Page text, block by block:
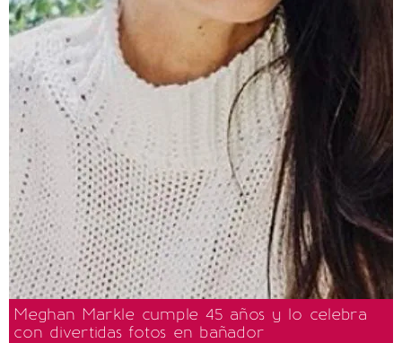
Meghan Markle cumple 45 años y lo celebra
con divertidas fotos en bañador